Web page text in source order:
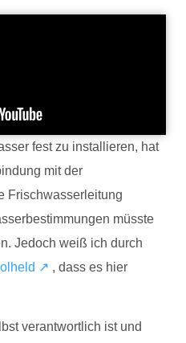
fest zu installieren, hat
mit der
Frischwasserleitung
müsste
Jedoch weiß ich durch
↗ , dass es hier
verantwortlich ist und